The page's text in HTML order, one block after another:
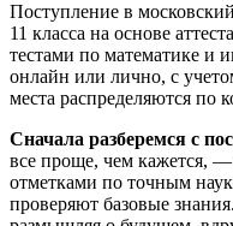
Поступление в
11 класса на основе
тестами по математике и
онлайн или лично, с
места распределяются по
Сначала разберемся с
все проще, чем кажется,
отметками по точным
проверяют базовые